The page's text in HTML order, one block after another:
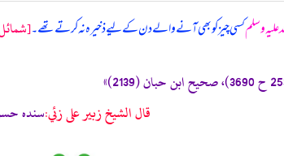
علیہ وسلمکسی چیز کو بھی آنے والے دن کے لیے ذخیرہ نہ کرتے تھے۔
قال الشيخ زبير على زئي:سنده